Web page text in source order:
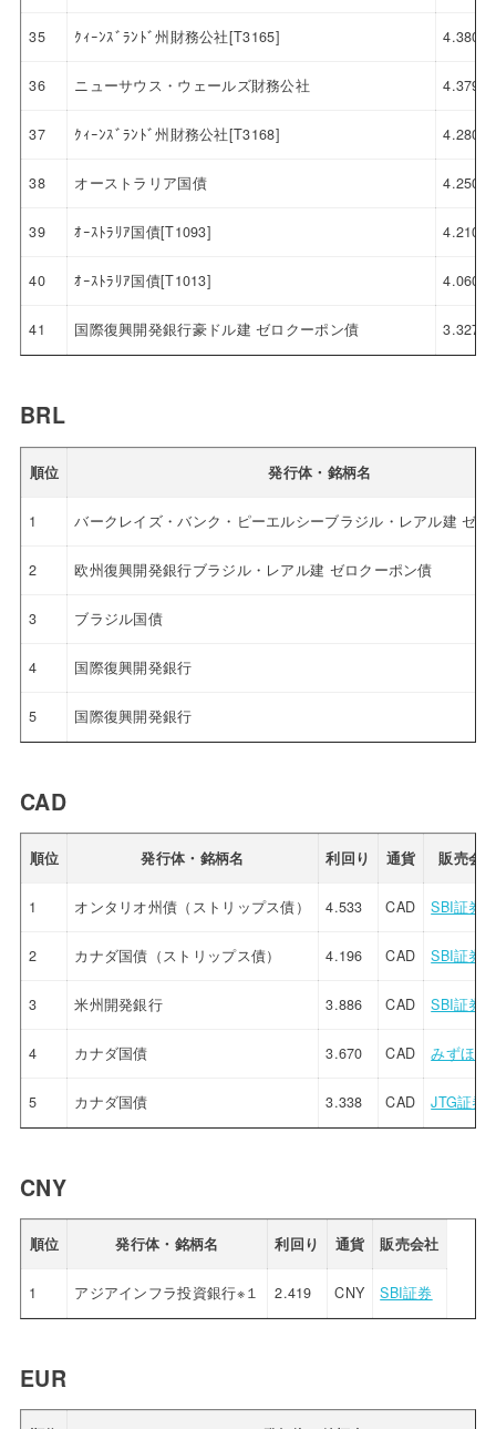
35 ｸｨｰﾝｽﾞﾗﾝﾄﾞ州財務公社[T3165] 4.380
36 ニューサウス・ウェールズ財務公社 4.379
37 ｸｨｰﾝｽﾞﾗﾝﾄﾞ州財務公社[T3168] 4.280
38 オーストラリア国債 4.250
39 ｵｰｽﾄﾗﾘｱ国債[T1093] 4.210
40 ｵｰｽﾄﾗﾘｱ国債[T1013] 4.060
41 国際復興開発銀行豪ドル建 ゼロクーポン債 3.327
BRL
順位 発行体・銘柄名
1 バークレイズ・バンク・ピーエルシーブラジル・レアル建 ゼ
2 欧州復興開発銀行ブラジル・レアル建 ゼロクーポン債
3 ブラジル国債
4 国際復興開発銀行
5 国際復興開発銀行
CAD
順位 発行体・銘柄名 利回り 通貨 販売会
1 オンタリオ州債（ストリップス債） 4.533 CAD SBI証券
2 カナダ国債（ストリップス債） 4.196 CAD SBI証券
3 米州開発銀行 3.886 CAD SBI証券
4 カナダ国債 3.670 CAD みずほ証
5 カナダ国債 3.338 CAD JTG証券
CNY
順位 発行体・銘柄名 利回り 通貨 販売会社
1 アジアインフラ投資銀行※１ 2.419 CNY SBI証券
EUR